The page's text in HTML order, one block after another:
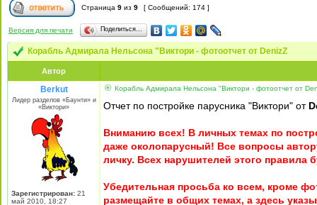
Страница 9 из 9 [ Сообщений: 174 ]
Версия для печати Поделиться…
Корабль Адмирала Нельсона "Виктори - фотоотчет от DenizZ
Автор
Berkut
Лидер разделов «Баунти» и
«Виктори»
Зарегистрирован: 21
май 2010, 18:27
Корабль Адмирала Нельсона "Виктори - фотоотчет от
Отчет по постройке парусника "Виктори" от
Вниманию всех! В личных темах по
даже околопарусный! Все вопросы
личку. Всех нарушителей этого правила
Убедительная просьба ко всем, кроме
размещайте в общих темах, а здесь